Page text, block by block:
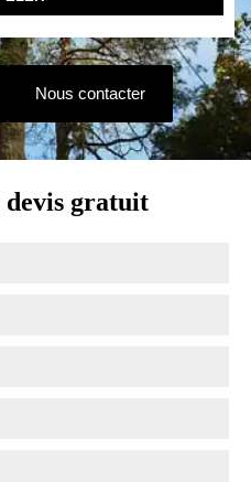
Nous contacter
devis gratuit